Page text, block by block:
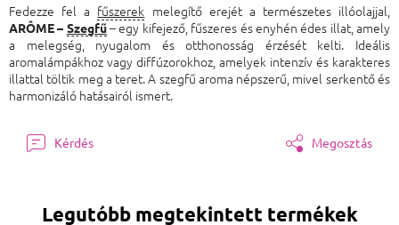
Fedezze fel a fűszerek melegítő erejét a természetes illóolajjal,
ARÔME – Szegfű– egy kifejező, fűszeres és enyhén édes illat, amely
a melegség, nyugalom és otthonosság érzését kelti. Ideális
aromalámpákhoz vagy diffúzorokhoz, amelyek intenzív és karakteres
illattal töltik meg a teret. A szegfű aroma népszerű, mivel serkentő és
harmonizáló hatásairól ismert.
Kérdés Megosztás
Legutóbb megtekintett termékek